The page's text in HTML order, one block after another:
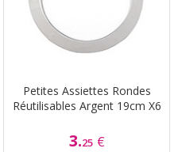
Petites Assiettes Rondes
Réutilisables Argent 19cm X6
3.25 €